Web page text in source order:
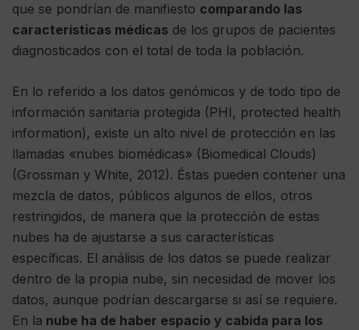
que se pondrían de manifiesto comparando las
características médicas de los grupos de pacientes
diagnosticados con el total de toda la población.
En lo referido a los datos genómicos y de todo tipo de
información sanitaria protegida (PHI, protected health
information), existe un alto nivel de protección en las
llamadas «nubes biomédicas» (Biomedical Clouds)
(Grossman y White, 2012). Éstas pueden contener una
mezcla de datos, públicos algunos de ellos, otros
restringidos, de manera que la protección de estas
nubes ha de ajustarse a sus características
específicas. El análisis de los datos se puede realizar
dentro de la propia nube, sin necesidad de mover los
datos, aunque podrían descargarse si así se requiere.
En la nube ha de haber espacio y cabida para los